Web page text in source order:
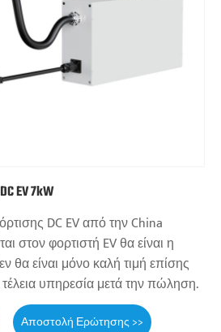
EV 7kW
DC EV από την China
στον φορτιστή EV θα είναι η
θα είναι μόνο καλή τιμή επίσης
υπηρεσία μετά την πώληση.
Αποστολή Ερώτησης >>